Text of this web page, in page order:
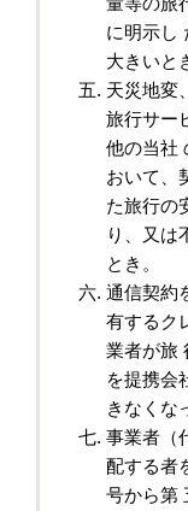
に明示し
大きいと
天災地変
旅行サー
他の当社
おいて、
た旅行の
り、又は
とき。
通信契約
有するク
業者が旅
を提携会
きなくな
事業者（
配する者
号から第